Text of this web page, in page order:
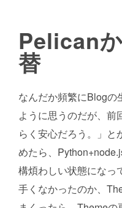
Pelican
替
なんだか頻繁にBlogの
ように思うのだが、前
らく安心だろう。」と
めたら、
構煩わしい状態になっ
手くなかったのか、